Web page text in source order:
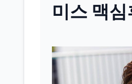
미스 맥